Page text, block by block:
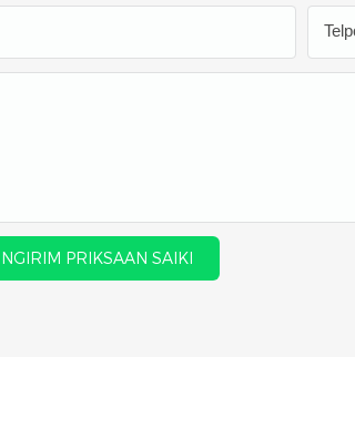
NGIRIM PRIKSAAN SAIKI